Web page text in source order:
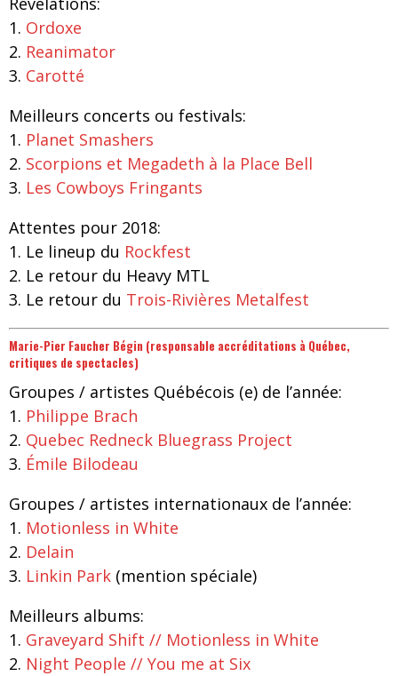
1. Ordoxe
2. Reanimator
3. Carotté
Meilleurs concerts ou festivals:
1. Planet Smashers
2. Scorpions et Megadeth à la Place Bell
3. Les Cowboys Fringants
Attentes pour 2018:
1. Le lineup du Rockfest
2. Le retour du Heavy MTL
3. Le retour du Trois-Rivières Metalfest
Marie-Pier Faucher Bégin (responsable accréditations à Québec,
critiques de spectacles)
Groupes / artistes Québécois (e) de l’année:
1. Philippe Brach
2. Quebec Redneck Bluegrass Project
3. Émile Bilodeau
Groupes / artistes internationaux de l’année:
1. Motionless in White
2. Delain
3. Linkin Park (mention spéciale)
Meilleurs albums:
1. Graveyard Shift // Motionless in White
2. Night People // You me at Six